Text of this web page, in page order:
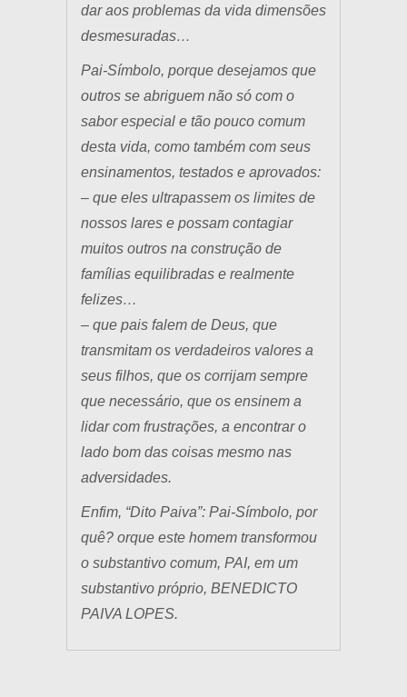
dar aos problemas da vida dimensões
desmesuradas…
Pai-Símbolo, porque desejamos que
outros se abriguem não só com o
sabor especial e tão pouco comum
desta vida, como também com seus
ensinamentos, testados e aprovados:
– que eles ultrapassem os limites de
nossos lares e possam contagiar
muitos outros na construção de
famílias equilibradas e realmente
felizes…
– que pais falem de Deus, que
transmitam os verdadeiros valores a
seus filhos, que os corrijam sempre
que necessário, que os ensinem a
lidar com frustrações, a encontrar o
lado bom das coisas mesmo nas
adversidades.
Enfim, “Dito Paiva”: Pai-Símbolo, por
quê? orque este homem transformou
o substantivo comum, PAI, em um
substantivo próprio, BENEDICTO
PAIVA LOPES.